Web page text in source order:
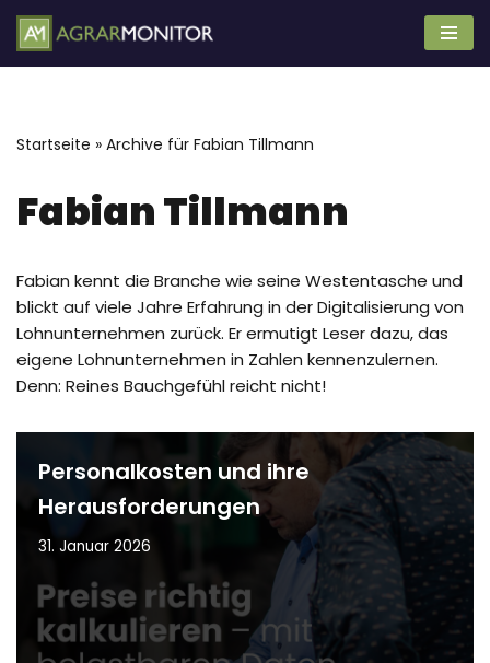
Zum
Startseite » Archive für Fabian Tillmann
Fabian Tillmann
Fabian kennt die Branche wie seine Westentasche und
blickt auf viele Jahre Erfahrung in der Digitalisierung von
Lohnunternehmen zurück. Er ermutigt Leser dazu, das
eigene Lohnunternehmen in Zahlen kennenzulernen.
Denn: Reines Bauchgefühl reicht nicht!
Personalkosten und ihre
Herausforderungen
31. Januar 2026